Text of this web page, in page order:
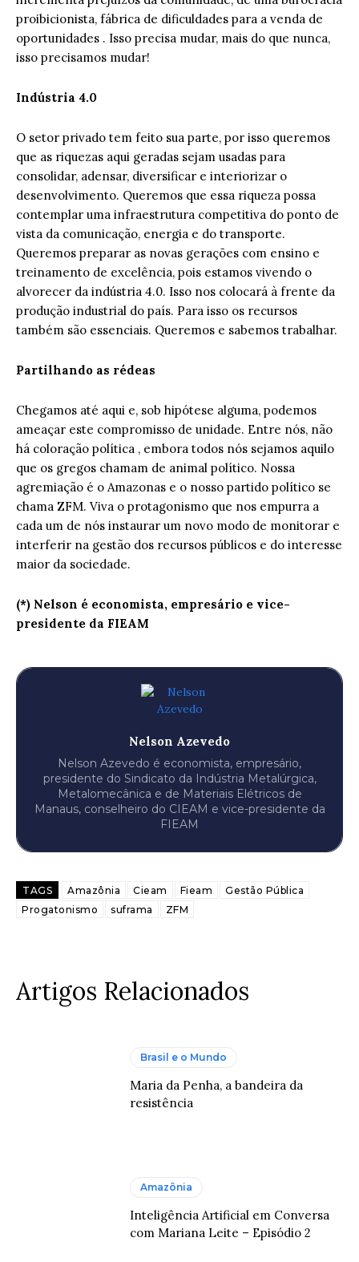
proibicionista, fábrica de dificuldades para a venda de
oportunidades . Isso precisa mudar, mais do que nunca,
isso precisamos mudar!
Indústria 4.0
O setor privado tem feito sua parte, por isso queremos
que as riquezas aqui geradas sejam usadas para
consolidar, adensar, diversificar e interiorizar o
desenvolvimento. Queremos que essa riqueza possa
contemplar uma infraestrutura competitiva do ponto de
vista da comunicação, energia e do transporte.
Queremos preparar as novas gerações com ensino e
treinamento de excelência, pois estamos vivendo o
alvorecer da indústria 4.0. Isso nos colocará à frente da
produção industrial do país. Para isso os recursos
também são essenciais. Queremos e sabemos trabalhar.
Partilhando as rédeas
Chegamos até aqui e, sob hipótese alguma, podemos
ameaçar este compromisso de unidade. Entre nós, não
há coloração política , embora todos nós sejamos aquilo
que os gregos chamam de animal político. Nossa
agremiação é o Amazonas e o nosso partido político se
chama ZFM. Viva o protagonismo que nos empurra a
cada um de nós instaurar um novo modo de monitorar e
interferir na gestão dos recursos públicos e do interesse
maior da sociedade.
(*) Nelson é economista, empresário e vice-
presidente da FIEAM
Nelson Azevedo
Nelson Azevedo é economista, empresário,
presidente do Sindicato da Indústria Metalúrgica,
Metalomecânica e de Materiais Elétricos de
Manaus, conselheiro do CIEAM e vice-presidente da
FIEAM
TAGS Amazônia Cieam Fieam
Gestão Pública
Progatonismo
suframa ZFM
Artigos Relacionados
Brasil e o Mundo
Maria da Penha, a bandeira da
resistência
Amazônia
Inteligência Artificial em Conversa
com Mariana Leite – Episódio 2